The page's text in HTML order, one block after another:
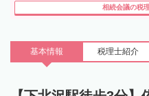
相続会議の税
基本情報 税理士紹介